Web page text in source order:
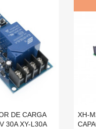
TESTER PROBADOR
DE BATERIAS